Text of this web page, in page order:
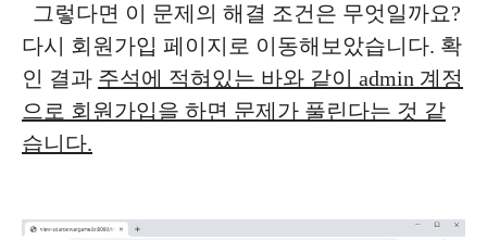
그렇다면 이 문제의 해결 조건은 무엇일까요?
다시 회원가입 페이지로 이동해보았습니다. 확
인 결과 주석에 적혀있는 바와 같이 admin 계정
으로 회원가입을 하면 문제가 풀린다는 것 같
습니다.